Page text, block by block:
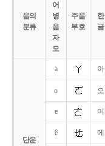
음의
분류
어
병
음
자
모
주음
부호
한
글
단운
a 아
o 오
e 어
ê 에